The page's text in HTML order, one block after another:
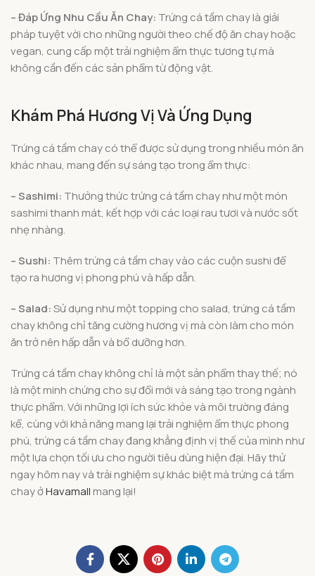
– Đáp Ứng Nhu Cầu Ăn Chay: Trứng cá tầm chay là giải
pháp tuyệt vời cho những người theo chế độ ăn chay hoặc
vegan, cung cấp một trải nghiệm ẩm thực tương tự mà
không cần đến các sản phẩm từ động vật.
Khám Phá Hương Vị Và Ứng Dụng
Trứng cá tầm chay có thể được sử dụng trong nhiều món ăn
khác nhau, mang đến sự sáng tạo trong ẩm thực:
– Sashimi: Thưởng thức trứng cá tầm chay như một món
sashimi thanh mát, kết hợp với các loại rau tươi và nước sốt
nhẹ nhàng.
– Sushi: Thêm trứng cá tầm chay vào các cuộn sushi để
tạo ra hương vị phong phú và hấp dẫn.
– Salad:Sử dụng như một topping cho salad, trứng cá tầm
chay không chỉ tăng cường hương vị mà còn làm cho món
ăn trở nên hấp dẫn và bổ dưỡng hơn.
Trứng cá tầm chay không chỉ là một sản phẩm thay thế; nó
là một minh chứng cho sự đổi mới và sáng tạo trong ngành
thực phẩm. Với những lợi ích sức khỏe và môi trường đáng
kể, cùng với khả năng mang lại trải nghiệm ẩm thực phong
phú, trứng cá tầm chay đang khẳng định vị thế của mình như
một lựa chọn tối ưu cho người tiêu dùng hiện đại. Hãy thử
ngay hôm nay và trải nghiệm sự khác biệt mà trứng cá tầm
chay ởHavamall mang lại!